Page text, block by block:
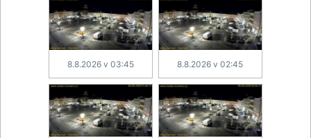
8.8.2026 v 03:45 8.8.2026 v 02:45